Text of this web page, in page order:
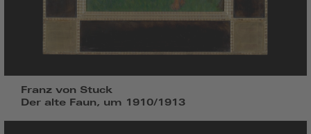
Franz von Stuck
Der alte Faun, um 1910/1913